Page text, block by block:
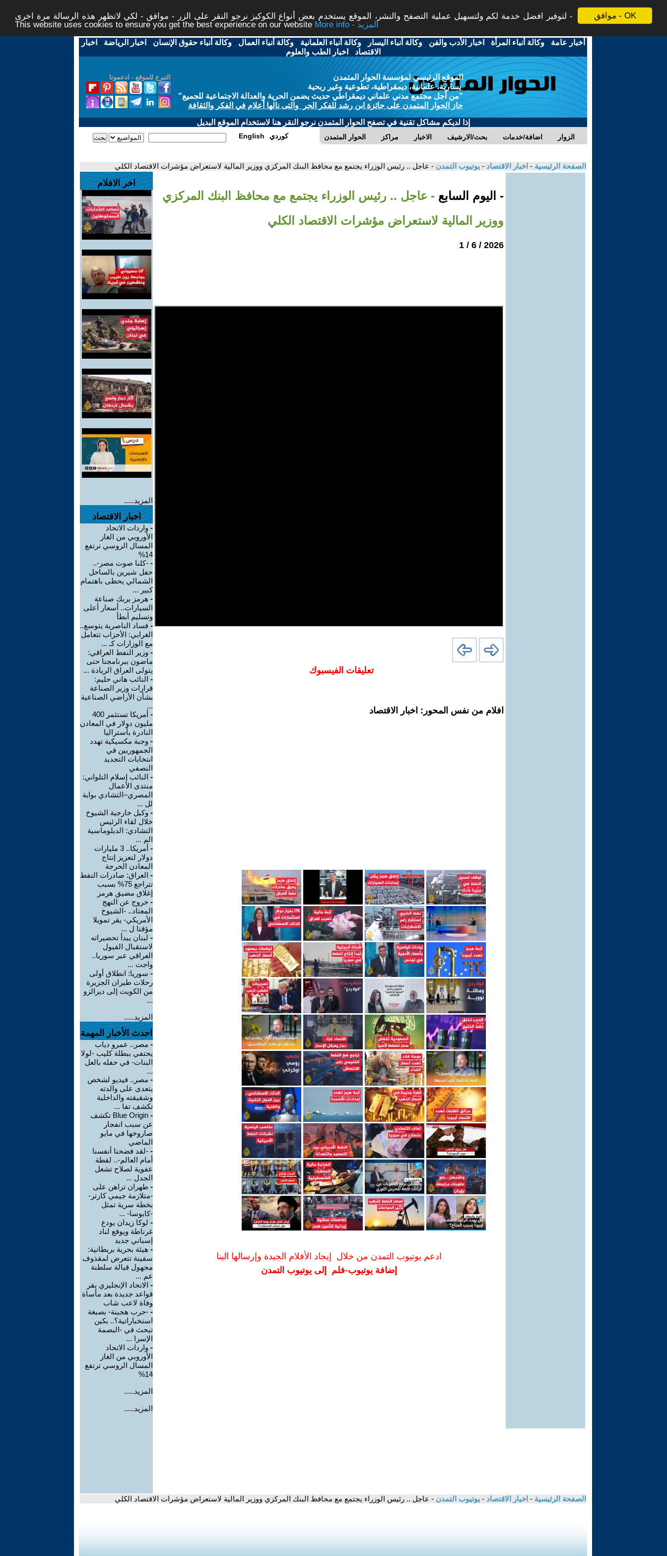
موافق - OK
لتوفير افضل خدمة لكم ولتسهيل عملية التصفح والنشر، الموقع يستخدم بعض أنواع الكوكيز نرجو النقر على الزر - موافق - لكي لاتظهر هذه الرسالة مرة اخرى -
This website uses cookies to ensure you get the best experience on our website
More info - المزيد
أخبار عامة -وكالة أنباء المرأة - اخبار الأدب والفن -وكالة أنباء اليسار -وكالة أنباء العلمانية -وكالة أنباء العمال -وكالة أنباء حقوق الإنسان - اخبار الرياضة - اخبار
الاقتصاد - اخبار الطب والعلوم
التبرع للموقع - ادعمونا
الموقع الرئيسي لمؤسسة الحوار المتمدن
يسارية، علمانية، ديمقراطية، تطوعية وغير ربحية
"من أجل مجتمع مدني علماني ديمقراطي حديث يضمن الحرية والعدالة الاجتماعية للجميع"
حاز الحوار المتمدن على جائزة ابن رشد للفكر الحر والتى نالها أعلام في الفكر والثقافة
إذا لديكم مشاكل تقنية في تصفح الحوار المتمدن نرجو النقر هنا لاستخدام الموقع البديل
الحوار المتمدن مراكز الاخبار بحث/الارشيف اضافة/خدمات الزوار English كوردي
الصفحة الرئيسية - اخبار الاقتصاد - يوتيوب التمدن - عاجل .. رئيس الوزراء يجتمع مع محافظ البنك المركزي ووزير المالية لاستعراض مؤشرات الاقتصاد الكلي
- اليوم السابع - عاجل .. رئيس الوزراء يجتمع مع محافظ البنك المركزي
ووزير المالية لاستعراض مؤشرات الاقتصاد الكلي
2026 / 6 / 1
تعليقات الفيسبوك
افلام من نفس المحور: اخبار الاقتصاد
ادعم يوتيوب التمدن من خلال إيجاد الأفلام الجيدة وإرسالها الينا
إضافة يوتيوب-فلم إلى يوتيوب التمدن
اخر الافلام
المزيد.....
اخبار الاقتصاد
- واردات الاتحاد
الأوروبي من الغاز
المسال الروسي ترتفع
14%
- -كلنا صوت مصر-..
حفل شيرين بالساحل
الشمالي يحظى باهتمام
كبير ...
- هرمز يربك صناعة
السيارات.. أسعار أعلى
وتسليم أبطأ
- فساد الناصرية يتوسع..
الغرابي: الأحزاب تتعامل
مع الوزارات كـ ...
- وزير النفط العراقي:
ماضون ببرنامجنا حتى
يتولى العراق الريادة ...
- النائب هاني حليم:
قرارات وزير الصناعة
بشأن الأراضي الصناعية
...
-
أمريكا تستثمر 400
مليون دولار في المعادن
النادرة بأستراليا
- وجبة مكسيكية تهدد
الجمهوريين في
انتخابات التجديد
النصفي
- النائب إسلام التلواني:
منتدى الأعمال
المصري–التشادي بوابة
لل ...
- وكيل خارجية الشيوخ
خلال لقاء الرئيس
التشادي: الدبلوماسية
الم ...
-
أمريكا.. 3 مليارات
دولار لتعزيز إنتاج
المعادن الحرجة
- العراق: صادرات النفط
تتراجع 75% بسبب
إغلاق مضيق هرمز
- خروج عن النهج
المعتاد.. -الشيوخ
الأمريكي- يقر تمويلا
مؤقتا ل ...
- لبنان يبدأ تحضيراته
لاستقبال الفيول
العراقي عبر سوريا..
واجت ...
- سوريا: انطلاق أولى
رحلات طيران الجزيرة
من الكويت إلى ديرالزو
...
المزيد.....
احدث الأخبار المهمة
- مصر.. عمرو دياب
يحتفي ببطلة كليب -لولا
البنات- في حفله بالعل
...
- مصر.. فيديو لشخص
يتعدى على والدته
وشقيقته والداخلية
تكشف تفا ...
-
Blue Origin تكشف
عن سبب انفجار
صاروخها في مايو
الماضي
- -لقد فضحنا أنفسنا
أمام العالم-.. لقطة
عفوية لصلاح تشعل
الجدل ...
- طهران تراهن على
-متلازمة جيمي كارتر-
بخطة سرية تمثل
-كابوسا- ...
- لوكا زيدان يودع
غرناطة ويوقع لناد
إسباني جديد
- هيئة بحرية بريطانية:
سفينة تتعرض لمقذوف
مجهول قبالة سلطنة
عم ...
- الاتحاد الإنجليزي يقر
قواعد جديدة بعد مأساة
وفاة لاعب شاب
- -حرب هجينة- بصبغة
استخباراتية؟.. بكين
تبحث في -البصمة
الإسرا ...
- واردات الاتحاد
الأوروبي من الغاز
المسال الروسي ترتفع
14%
المزيد.....
المزيد.....
الصفحة الرئيسية - اخبار الاقتصاد - يوتيوب التمدن - عاجل .. رئيس الوزراء يجتمع مع محافظ البنك المركزي ووزير المالية لاستعراض مؤشرات الاقتصاد الكلي